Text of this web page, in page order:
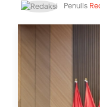
Penulis